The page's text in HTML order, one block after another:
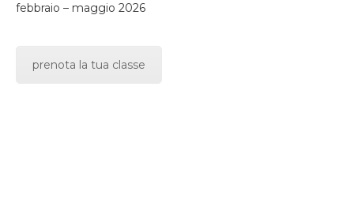
febbraio – maggio 2026
prenota la tua classe